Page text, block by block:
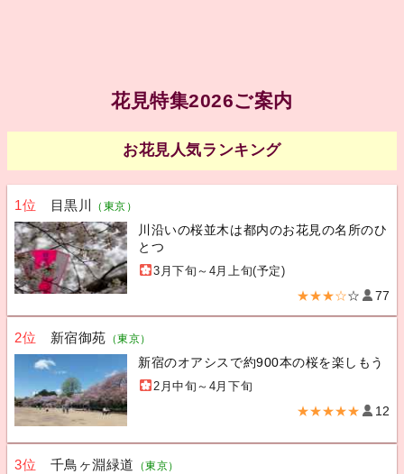
花見特集2026ご案内
お花見人気ランキング
1位 目黒川 （東京）
川沿いの桜並木は都内のお花見の名所のひ
とつ
3月下旬～4月上旬(予定)
★★★☆☆ 77
2位 新宿御苑 （東京）
新宿のオアシスで約900本の桜を楽しもう
2月中旬～4月下旬
★★★★★ 12
3位 千鳥ヶ淵緑道 （東京）